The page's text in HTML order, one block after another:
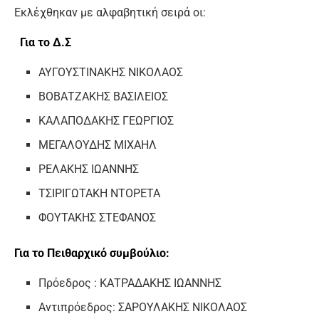
Εκλέχθηκαν με αλφαβητική σειρά οι:
Για το Δ.Σ
ΑΥΓΟΥΣΤΙΝΑΚΗΣ ΝΙΚΟΛΑΟΣ
ΒΟΒΑΤΖΑΚΗΣ ΒΑΣΙΛΕΙΟΣ
ΚΑΛΑΠΟΔΑΚΗΣ ΓΕΩΡΓΙΟΣ
ΜΕΓΑΛΟΥΔΗΣ ΜΙΧΑΗΛ
ΡΕΛΑΚΗΣ ΙΩΑΝΝΗΣ
ΤΣΙΡΙΓΩΤΑΚΗ ΝΤΟΡΕΤΑ
ΦΟΥΤΑΚΗΣ ΣΤΕΦΑΝΟΣ
Για το Πειθαρχικό συμβούλιο:
Πρόεδρος : ΚΑΤΡΑΔΑΚΗΣ ΙΩΑΝΝΗΣ
Αντιπρόεδρος: ΣΑΡΟΥΛΑΚΗΣ ΝΙΚΟΛΑΟΣ